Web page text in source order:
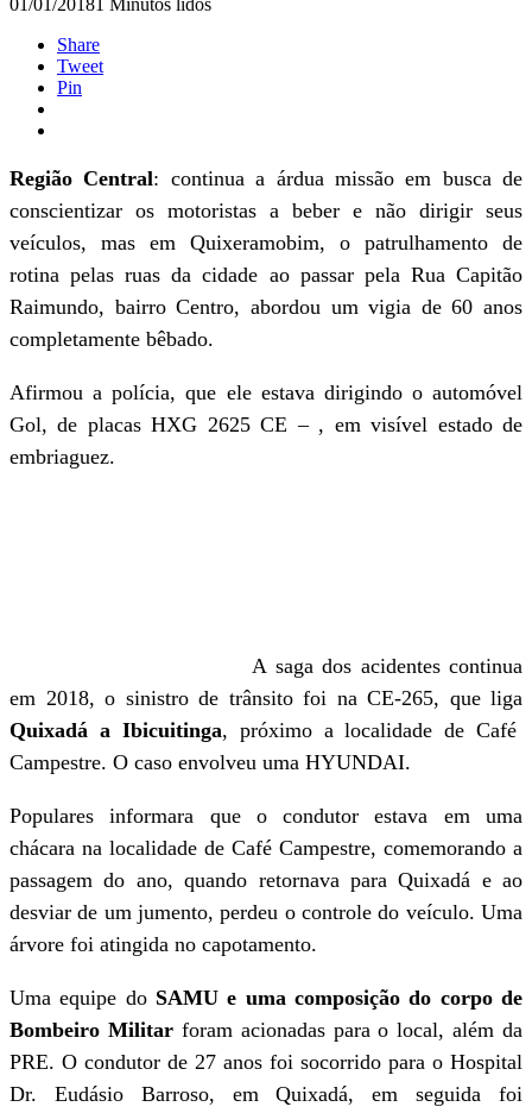
01/01/2018 1 Minutos lidos
Share
Tweet
Pin
Região Central: continua a árdua missão em busca de
conscientizar os motoristas a beber e não dirigir seus
veículos, mas em Quixeramobim, o patrulhamento de
rotina pelas ruas da cidade ao passar pela Rua Capitão
Raimundo, bairro Centro, abordou um vigia de 60 anos
completamente bêbado.
Afirmou a polícia, que ele estava dirigindo o automóvel
Gol, de placas HXG 2625 CE – , em visível estado de
embriaguez.
A saga dos acidentes continua
em 2018, o sinistro de trânsito foi na CE-265, que liga
Quixadá a Ibicuitinga, próximo a localidade de Café
Campestre. O caso envolveu uma HYUNDAI.
Populares informara que o condutor estava em uma
chácara na localidade de Café Campestre, comemorando a
passagem do ano, quando retornava para Quixadá e ao
desviar de um jumento, perdeu o controle do veículo. Uma
árvore foi atingida no capotamento.
Uma equipe do SAMU e uma composição do corpo de
Bombeiro Militarforam acionadas para o local, além da
PRE. O condutor de 27 anos foi socorrido para o Hospital
Dr. Eudásio Barroso, em Quixadá, em seguida foi